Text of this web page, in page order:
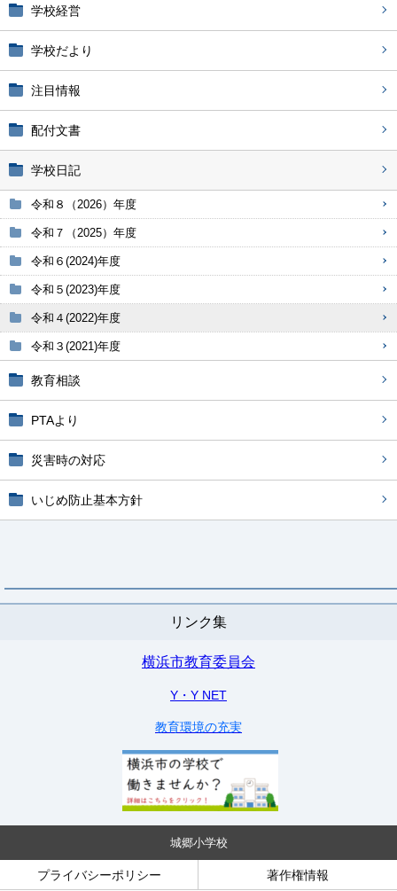
学校経営
学校だより
注目情報
配付文書
学校日記
令和８（2026）年度
令和７（2025）年度
令和６(2024)年度
令和５(2023)年度
令和４(2022)年度
令和３(2021)年度
教育相談
PTAより
災害時の対応
いじめ防止基本方針
リンク集
横浜市教育委員会
Y・Y NET
教育環境の充実
城郷小学校
プライバシーポリシー 著作権情報